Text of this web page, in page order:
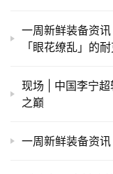
一周新鲜装备资
「眼花缭乱」的
现场 | 中国李宁超
之巅
一周新鲜装备资